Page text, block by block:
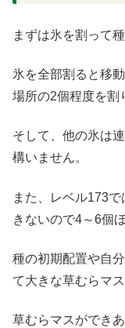
まずは氷を割って
氷を全部割ると移
場所の2個程度を割
そして、他の氷は
構いません。
また、レベル173
きないので4～6個
種の初期配置や自
て大きな草むらマ
草むらマスができ